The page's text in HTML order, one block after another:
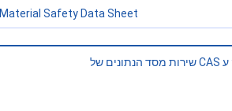
Material Safety Data Sheet